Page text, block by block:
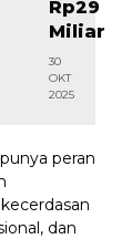
Rp29
Miliar
30
OKT
2025
peran
dan